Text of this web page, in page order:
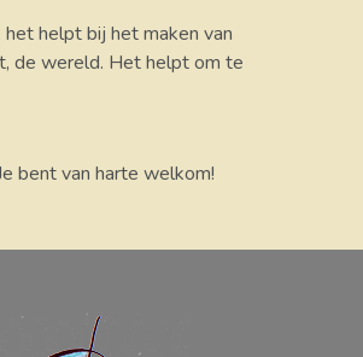
helpt bij het maken van
de wereld. Het helpt om te
bent van harte welkom!